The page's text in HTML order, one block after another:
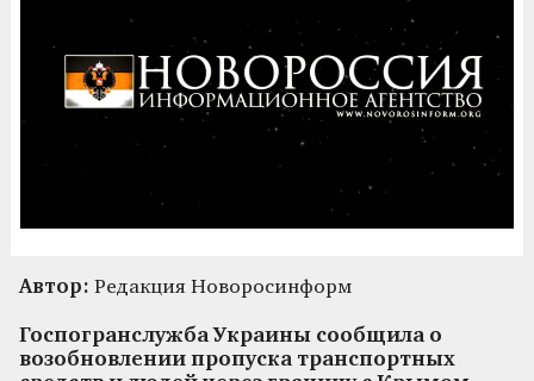
Автор: Редакция Новоросинформ
Госпогранслужба Украины сообщила о
возобновлении пропуска транспортных